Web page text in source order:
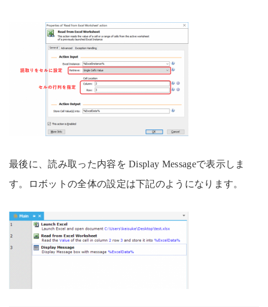
最後に、読み取った内容を Display Messageで表示しま
す。ロボットの全体の設定は下記のようになります。